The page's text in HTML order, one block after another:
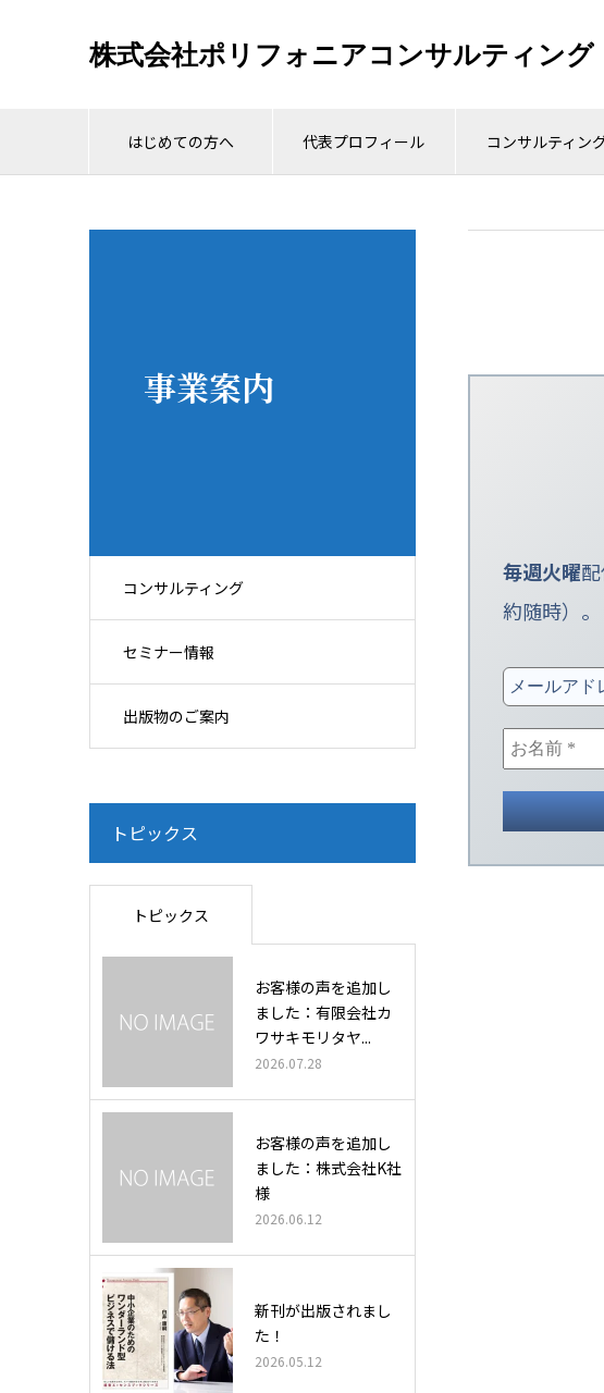
株式会社ポリフォニアコンサルティング
はじめての方へ 代表プロフィール コンサルティン
事業案内
コンサルティング
セミナー情報
出版物のご案内
毎週火曜
約随時）。
トピックス
トピックス
お客様の声を追加し
ました：有限会社カ
ワサキモリタヤ...
2026.07.28
お客様の声を追加し
ました：株式会社K社
様
2026.06.12
新刊が出版されまし
た！
2026.05.12